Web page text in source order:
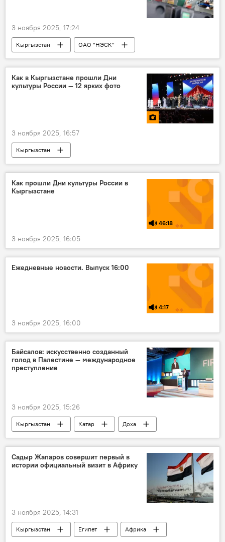
3 ноября 2025, 17:24
Кыргызстан
ОАО "НЭСК"
отключения
электроэнергия
мощность
тарифы
ограничение
счетчик
безлимит
Как в Кыргызстане прошли Дни
культуры России — 12 ярких фото
3 ноября 2025, 16:57
Кыргызстан
Дни культуры России в Кыргызстане
Россия
фото Фотолента
Как прошли Дни культуры России в
Кыргызстане
46:18
3 ноября 2025, 16:05
Ежедневные новости. Выпуск 16:00
4:17
3 ноября 2025, 16:00
Байсалов: искусственно созданный
голод в Палестине — международное
преступление
3 ноября 2025, 15:26
Кыргызстан Катар
Доха
Палестина
голод
помощь
Эдиль Байсалов
Садыр Жапаров совершит первый в
истории официальный визит в Африку
3 ноября 2025, 14:31
Кыргызстан Египет
Африка